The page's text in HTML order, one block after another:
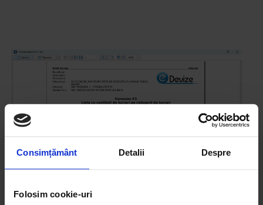
Consimțământ Detalii Despre
Folosim cookie-uri